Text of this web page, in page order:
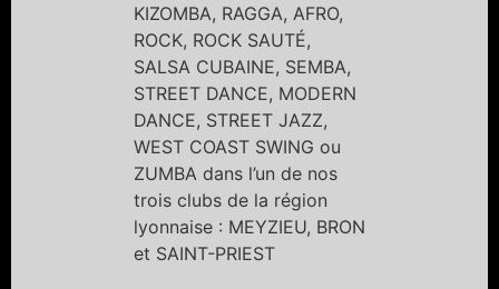
KIZOMBA, RAGGA, AFRO,
ROCK, ROCK SAUTÉ,
SALSA CUBAINE, SEMBA,
STREET DANCE, MODERN
DANCE, STREET JAZZ,
WEST COAST SWING ou
ZUMBA dans l’un de nos
trois clubs de la région
lyonnaise : MEYZIEU, BRON
et SAINT-PRIEST